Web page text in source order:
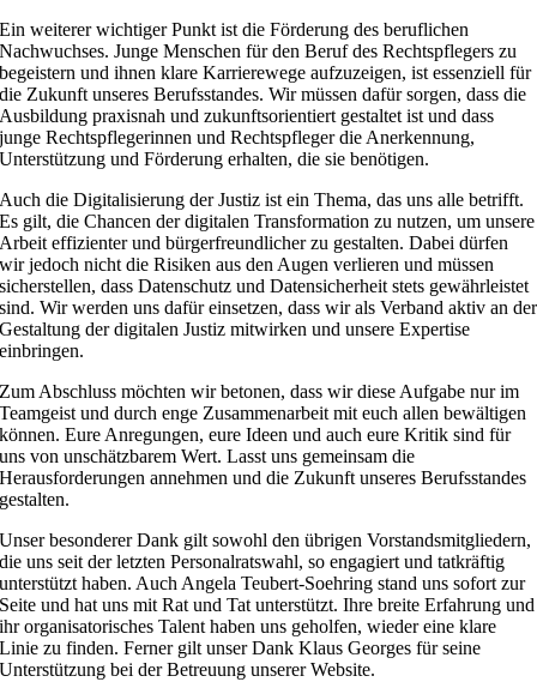
Ein weiterer wichtiger Punkt ist die Förderung des beruflichen
Nachwuchses. Junge Menschen für den Beruf des Rechtspflegers zu
begeistern und ihnen klare Karrierewege aufzuzeigen, ist essenziell für
die Zukunft unseres Berufsstandes. Wir müssen dafür sorgen, dass die
Ausbildung praxisnah und zukunftsorientiert gestaltet ist und dass
junge Rechtspflegerinnen und Rechtspfleger die Anerkennung,
Unterstützung und Förderung erhalten, die sie benötigen.
Auch die Digitalisierung der Justiz ist ein Thema, das uns alle betrifft.
Es gilt, die Chancen der digitalen Transformation zu nutzen, um unsere
Arbeit effizienter und bürgerfreundlicher zu gestalten. Dabei dürfen
wir jedoch nicht die Risiken aus den Augen verlieren und müssen
sicherstellen, dass Datenschutz und Datensicherheit stets gewährleistet
sind. Wir werden uns dafür einsetzen, dass wir als Verband aktiv an der
Gestaltung der digitalen Justiz mitwirken und unsere Expertise
einbringen.
Zum Abschluss möchten wir betonen, dass wir diese Aufgabe nur im
Teamgeist und durch enge Zusammenarbeit mit euch allen bewältigen
können. Eure Anregungen, eure Ideen und auch eure Kritik sind für
uns von unschätzbarem Wert. Lasst uns gemeinsam die
Herausforderungen annehmen und die Zukunft unseres Berufsstandes
gestalten.
Unser besonderer Dank gilt sowohl den übrigen Vorstandsmitgliedern,
die uns seit der letzten Personalratswahl, so engagiert und tatkräftig
unterstützt haben. Auch Angela Teubert-Soehring stand uns sofort zur
Seite und hat uns mit Rat und Tat unterstützt. Ihre breite Erfahrung und
ihr organisatorisches Talent haben uns geholfen, wieder eine klare
Linie zu finden. Ferner gilt unser Dank Klaus Georges für seine
Unterstützung bei der Betreuung unserer Website.